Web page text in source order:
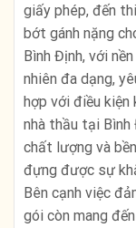
giấy phép, đến
bớt gánh nặng
Bình Định, với
nhiên đa dạng,
hợp với điều kiện
nhà thầu tại
chất lượng và
đựng được sự
Bên cạnh việc
gói còn mang